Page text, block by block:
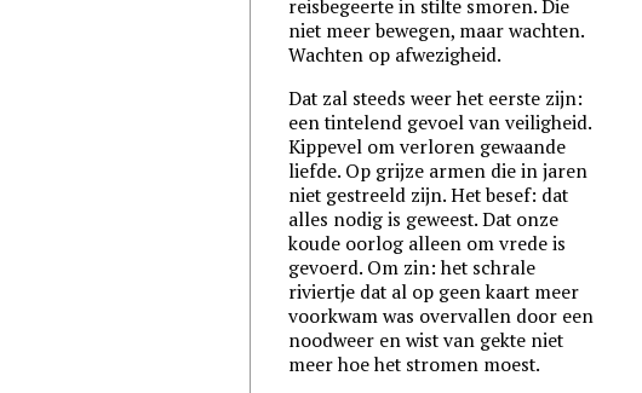
reisbegeerte in stilte smoren. Die
niet meer bewegen, maar wachten.
Wachten op afwezigheid.
Dat zal steeds weer het eerste zijn:
een tintelend gevoel van veiligheid.
Kippevel om verloren gewaande
liefde. Op grijze armen die in jaren
niet gestreeld zijn. Het besef: dat
alles nodig is geweest. Dat onze
koude oorlog alleen om vrede is
gevoerd. Om zin: het schrale
riviertje dat al op geen kaart meer
voorkwam was overvallen door een
noodweer en wist van gekte niet
meer hoe het stromen moest.